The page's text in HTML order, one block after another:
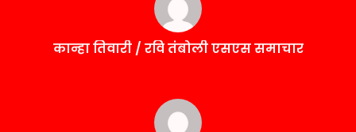
कान्हा तिवारी / रवि तंबोली एसएस समाचार